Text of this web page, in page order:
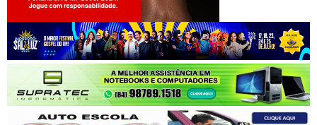
Jogue com responsabilidade. 18+